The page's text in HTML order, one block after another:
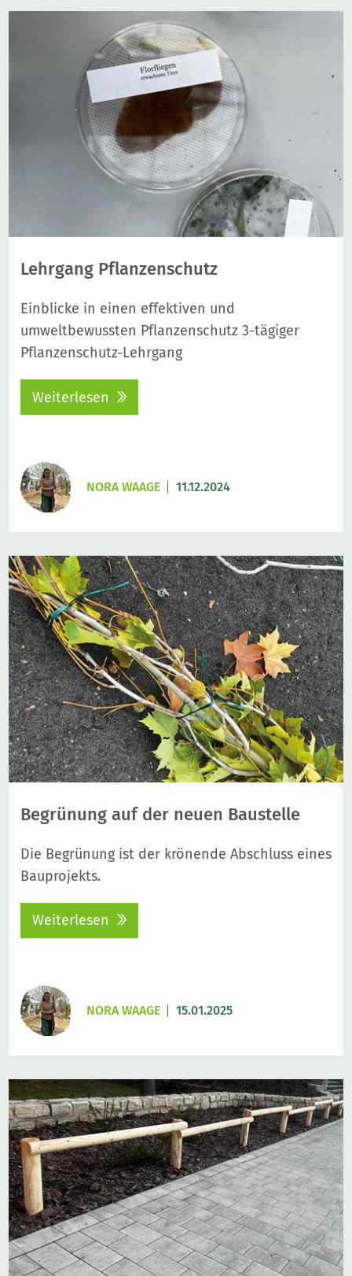
Lehrgang Pflanzenschutz
Einblicke in einen effektiven und
umweltbewussten Pflanzenschutz 3-tägiger
Pflanzenschutz-Lehrgang
Weiterlesen
NORA WAAGE 11.12.2024
Begrünung auf der neuen Baustelle
Die Begrünung ist der krönende Abschluss eines
Bauprojekts.
Weiterlesen
NORA WAAGE 15.01.2025